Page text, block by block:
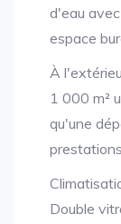
d'eau
espace
À
1 000 m²
qu'une
Double